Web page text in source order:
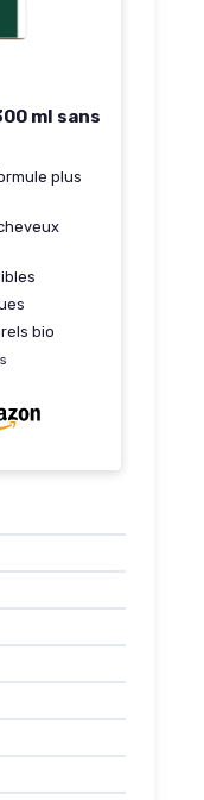
ml sans
plus
bio